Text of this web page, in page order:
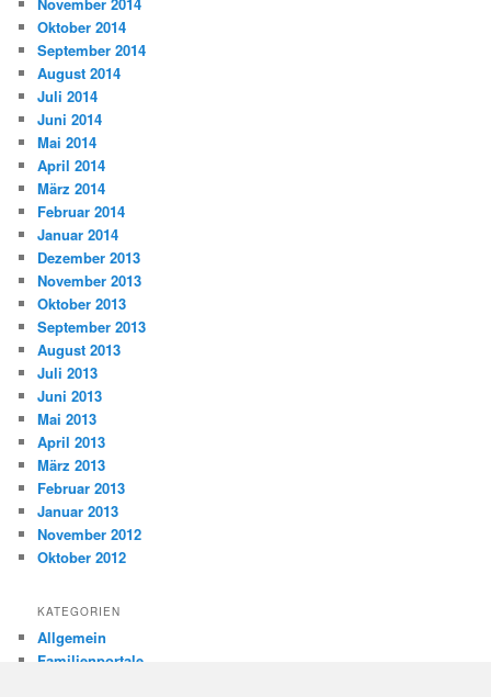
Oktober 2014
September 2014
August 2014
Juli 2014
Juni 2014
Mai 2014
April 2014
März 2014
Februar 2014
Januar 2014
Dezember 2013
November 2013
Oktober 2013
September 2013
August 2013
Juli 2013
Juni 2013
Mai 2013
April 2013
März 2013
Februar 2013
Januar 2013
November 2012
Oktober 2012
KATEGORIEN
Allgemein
Familienportale